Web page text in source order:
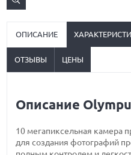
ОПИСАНИЕ
ОТЗЫВЫ ЦЕНЫ
Описание
10 мегапиксельная камера
для создания фотографий